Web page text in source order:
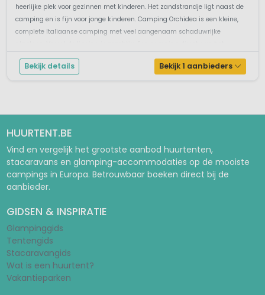
heerlijke plek voor gezinnen met kinderen. Het zandstrandje ligt naast de
camping en is fijn voor jonge kinderen. Camping Orchidea is een kleine,
complete Italiaanse camping met veel aangenaam schaduwrijke
romanti...
Bekijk details Bekijk 1 aanbieders
HUURTENT.BE
Vind en vergelijk het grootste aanbod huurtenten,
stacaravans en glamping-accommodaties op de mooiste
campings in Europa. Betrouwbaar boeken direct bij de
aanbieder.
GIDSEN & INSPIRATIE
Glampinggids
Tentengids
Stacaravangids
Wat is een huurtent?
Vakantieparken